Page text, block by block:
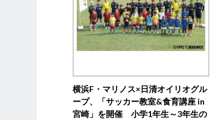
横浜F・マリノス×日清オイリオグル
ープ、「サッカー教室&食育講座 in
宮崎」を開催 小学1年生～3年生の